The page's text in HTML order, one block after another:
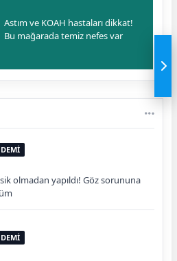
Astım ve KOAH hastaları dikkat!
Bu mağarada temiz nefes var
olmadan yapıldı! Göz sorununa